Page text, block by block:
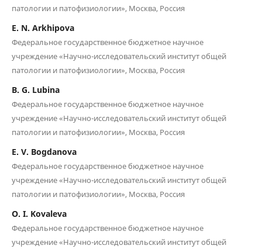
патологии и патофизиологии», Москва, Россия
E. N. Arkhipova
Федеральное государственное бюджетное научное
учреждение «Научно-исследовательский институт общей
патологии и патофизиологии», Москва, Россия
B. G. Lubina
Федеральное государственное бюджетное научное
учреждение «Научно-исследовательский институт общей
патологии и патофизиологии», Москва, Россия
E. V. Bogdanova
Федеральное государственное бюджетное научное
учреждение «Научно-исследовательский институт общей
патологии и патофизиологии», Москва, Россия
O. I. Kovaleva
Федеральное государственное бюджетное научное
учреждение «Научно-исследовательский институт общей